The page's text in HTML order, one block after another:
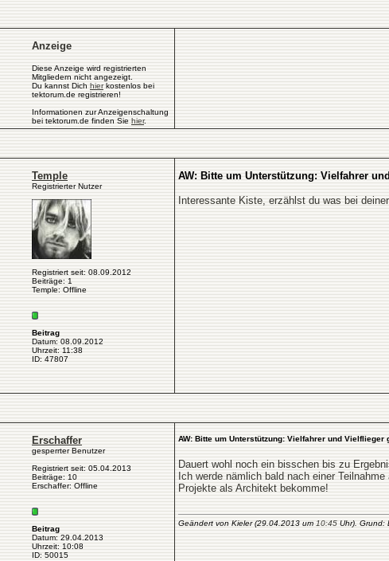
Anzeige
Diese Anzeige wird registrierten
Mitgliedern nicht angezeigt.
Du kannst Dich hierkostenlos bei
tektorum.de registrieren!
Informationen zur Anzeigenschaltung
bei tektorum.de finden Sie hier.
Temple
Registrierter Nutzer
Registriert seit: 08.09.2012
Beiträge: 1
Temple: Offline
Beitrag
Datum: 08.09.2012
Uhrzeit: 11:38
ID: 47807
AW: Bitte um Unterstützung: Vielfahrer
Interessante Kiste, erzählst du was bei
Erschaffer
gesperrter Benutzer
Registriert seit: 05.04.2013
Beiträge: 10
Erschaffer: Offline
Beitrag
Datum: 29.04.2013
Uhrzeit: 10:08
ID: 50015
AW: Bitte um Unterstützung: Vielfahrer und Vielflieger
Dauert wohl noch ein bisschen bis zu
Ich werde nämlich bald nach einer
Projekte als Architekt bekomme!
Geändert von Kieler (29.04.2013 um 10:45 Uhr). Grund: